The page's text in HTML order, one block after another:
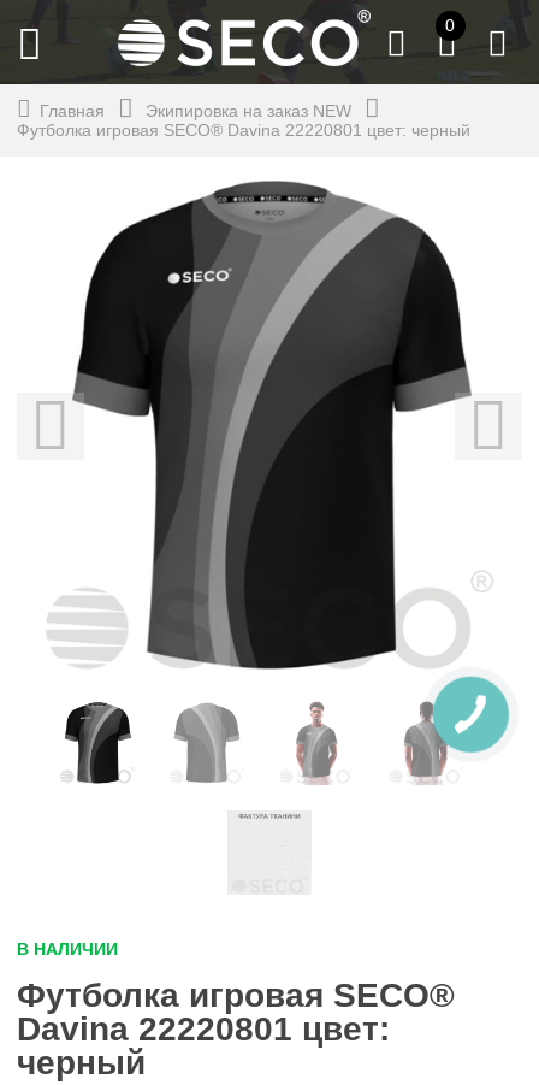
0
Главная
Экипировка на заказ NEW
Футболка игровая SECO® Davina 22220801 цвет: черный
В НАЛИЧИИ
Футболка игровая SECO®
Davina 22220801 цвет:
черный